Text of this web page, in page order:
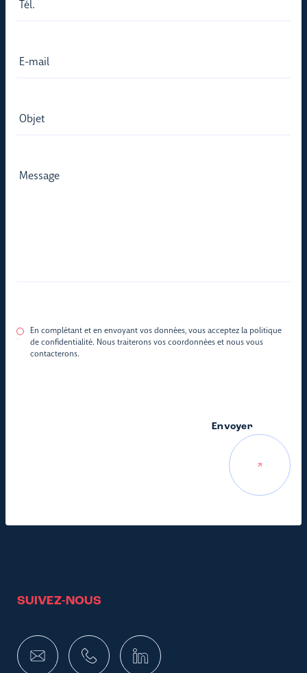
En complétant et en envoyant vos données, vous acceptez la politique
de confidentialité. Nous traiterons vos coordonnées et nous vous
contacterons.
Envoyer
SUIVEZ-NOUS